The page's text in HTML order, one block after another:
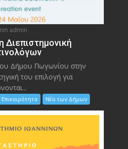
admin
Διεπιστημονική
Δήμου Πωγωνίου στην
του επιλογή για
Επικαιρότητα Νέα των Δήμων